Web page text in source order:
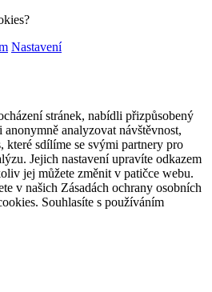
Nastavení
stránek, nabídli přizpůsobený
analyzovat návštěvnost,
které sdílíme se svými partnery pro
Jejich nastavení upravíte odkazem
jej můžete změnit v patičce webu.
v našich Zásadách ochrany osobních
Souhlasíte s používáním